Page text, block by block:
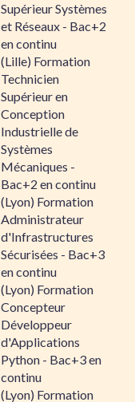
Supérieur Systèmes
et Réseaux - Bac+2
en continu
(Lille) Formation
Technicien
Supérieur en
Conception
Industrielle de
Systèmes
Mécaniques -
Bac+2 en continu
(Lyon) Formation
Administrateur
d'Infrastructures
Sécurisées - Bac+3
en continu
(Lyon) Formation
Concepteur
Développeur
d'Applications
Python - Bac+3 en
continu
(Lyon) Formation